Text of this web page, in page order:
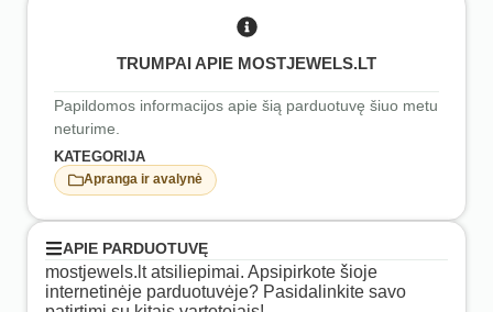
TRUMPAI APIE MOSTJEWELS.LT
Papildomos informacijos apie šią parduotuvę šiuo metu
neturime.
KATEGORIJA
Apranga ir avalynė
APIE PARDUOTUVĘ
mostjewels.lt atsiliepimai. Apsipirkote šioje
internetinėje parduotuvėje? Pasidalinkite savo